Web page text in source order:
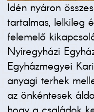
Idén nyáron
tartalmas, lelkileg
felemelő
Nyíregyházi
Egyházmegyei
anyagi terhek
az önkéntesek